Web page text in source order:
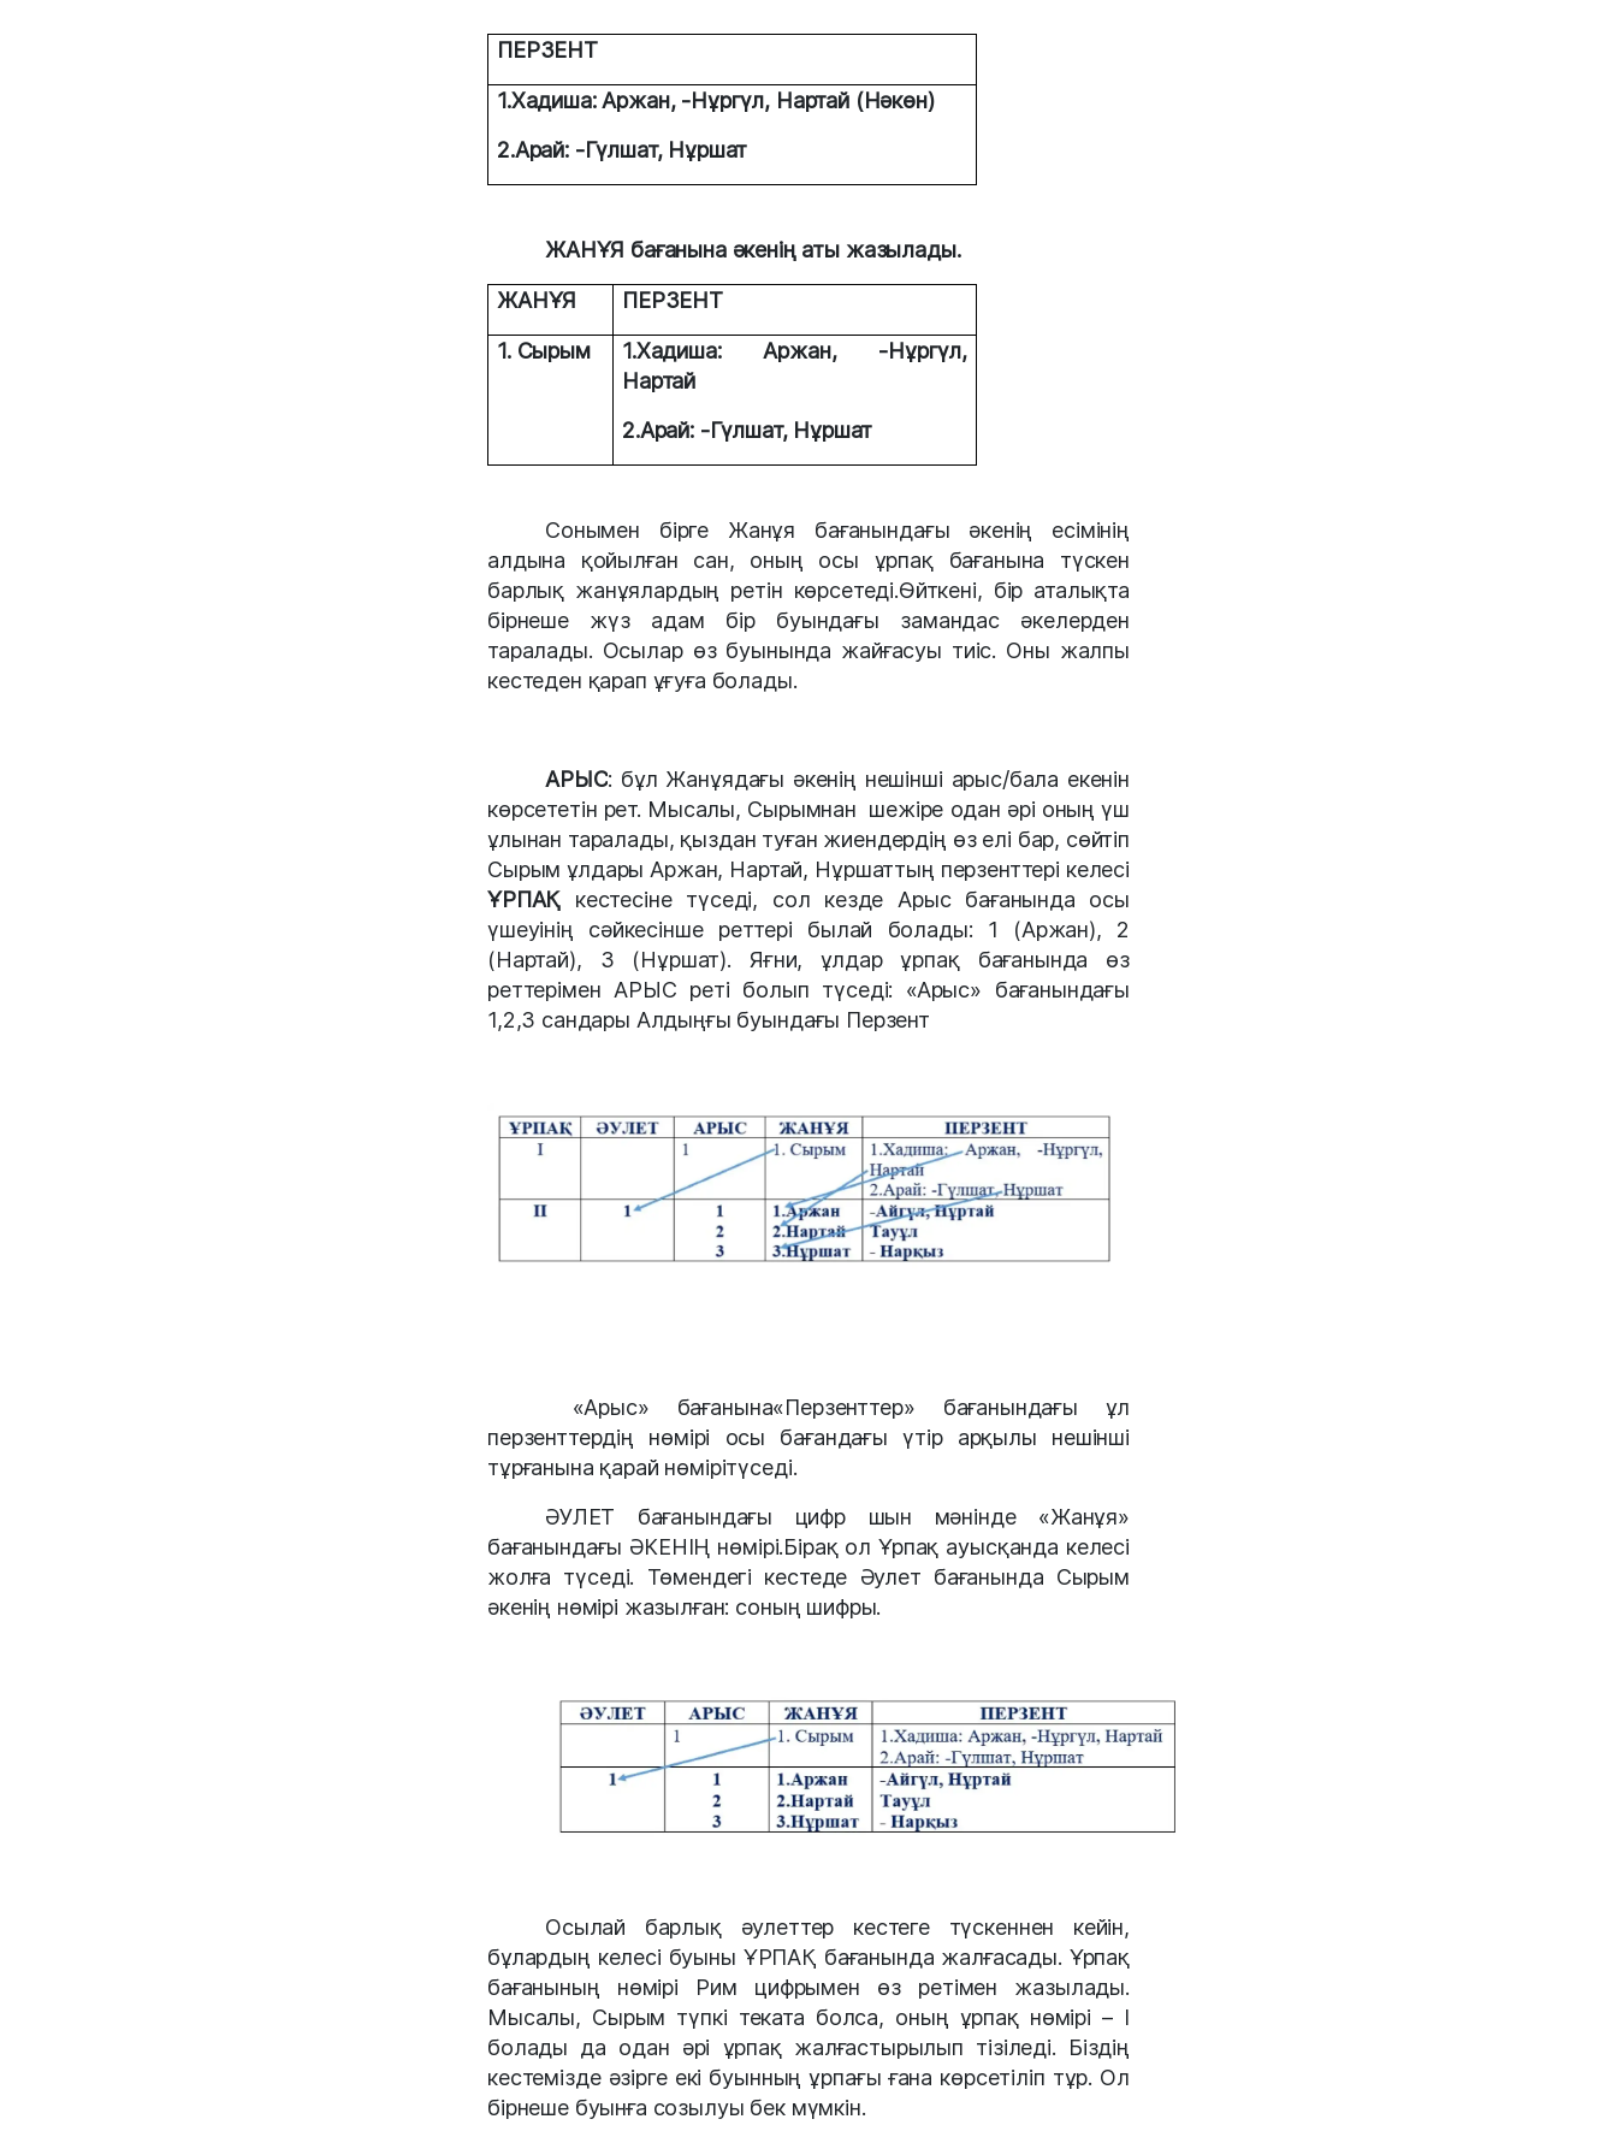
ПЕРЗЕНТ
1.Хадиша: Аржан, -Нұргүл, Нартай (Нәкөн)
2.Арай: -Гүлшат, Нұршат
ЖАНҰЯ бағанына әкенің аты жазылады.
ЖАНҰЯ
ПЕРЗЕНТ
1. Сырым
1.Хадиша: Аржан, -Нұргүл,
Нартай
2.Арай: -Гүлшат, Нұршат
Сонымен бірге Жанұя бағанындағы әкенің есімінің
алдына қойылған сан, оның осы ұрпақ бағанына түскен
барлық жанұялардың ретін көрсетеді.Өйткені, бір аталықта
бірнеше жүз адам бір буындағы замандас әкелерден
таралады. Осылар өз буынында жайғасуы тиіс. Оны жалпы
кестеден қарап ұғуға болады.
АРЫС: бұл Жанұядағы әкенің нешінші арыс/бала екенін
көрсететін рет. Мысалы, Сырымнан шежіре одан әрі оның үш
ұлынан таралады, қыздан туған жиендердің өз елі бар, сөйтіп
Сырым ұлдары Аржан, Нартай, Нұршаттың перзенттері келесі
ҰРПАҚ кестесіне түседі, сол кезде Арыс бағанында осы
үшеуінің сәйкесінше реттері былай болады: 1 (Аржан), 2
(Нартай), 3 (Нұршат). Яғни, ұлдар ұрпақ бағанында өз
реттерімен АРЫС реті болып түседі: «Арыс» бағанындағы
1,2,3 сандары Алдыңғы буындағы Перзент
«Арыс» бағанына«Перзенттер» бағанындағы ұл
перзенттердің нөмірі осы бағандағы үтір арқылы нешінші
тұрғанына қарай нөмірітүседі.
ӘУЛЕТ бағанындағы цифр шын мәнінде «Жанұя»
бағанындағы ӘКЕНІҢ нөмірі.Бірақ ол Ұрпақ ауысқанда келесі
жолға түседі. Төмендегі кестеде Әулет бағанында Сырым
әкенің нөмірі жазылған: соның шифры.
Осылай барлық әулеттер кестеге түскеннен кейін,
бұлардың келесі буыны ҰРПАҚ бағанында жалғасады. Ұрпақ
бағанының нөмірі Рим цифрымен өз ретімен жазылады.
Мысалы, Сырым түпкі теката болса, оның ұрпақ нөмірі – І
болады да одан әрі ұрпақ жалғастырылып тізіледі. Біздің
кестемізде әзірге екі буынның ұрпағы ғана көрсетіліп тұр. Ол
бірнеше буынға созылуы бек мүмкін.